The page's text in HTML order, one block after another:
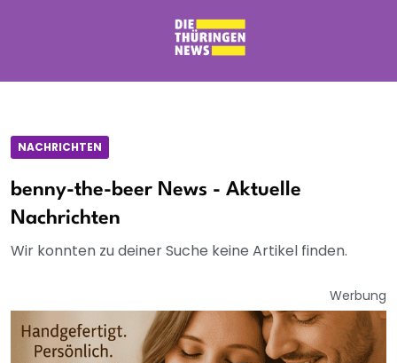
NACHRICHTEN
benny-the-beer News - Aktuelle
Nachrichten
Wir konnten zu deiner Suche keine Artikel finden.
Werbung